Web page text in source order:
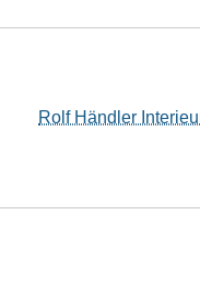
Rolf Händler